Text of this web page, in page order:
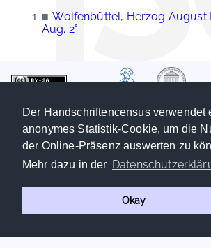
Der Handschriftencensus verwendet
anonymes Statistik-Cookie, um die
der Online-Präsenz auswerten zu
Mehr dazu in der
Okay
■ Wolfenbüttel, Herzog August
Aug. 2°